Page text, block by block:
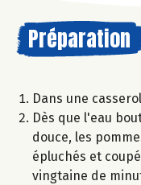
Préparation
Dans une
Dès que l'eau
douce, les
épluchés et
vingtaine de